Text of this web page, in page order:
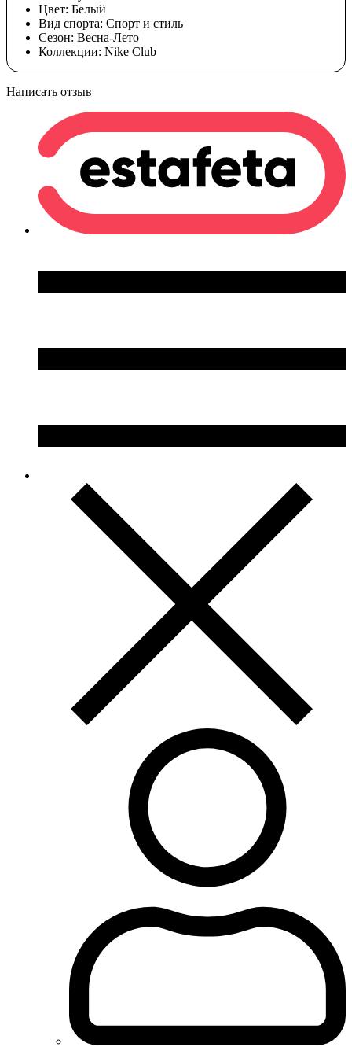
Цвет: Белый
Вид спорта: Спорт и стиль
Сезон: Весна-Лето
Коллекции: Nike Club
Написать отзыв